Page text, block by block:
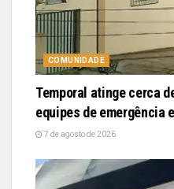
COMUNIDADE
Temporal atinge cerca
equipes de emergência
7 de agosto de 2026